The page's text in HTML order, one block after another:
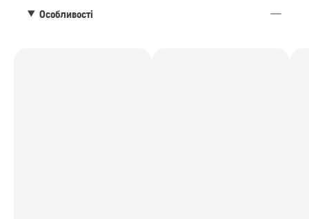
лінійці Husqvarna Aspire™, цей виріб має
Особливості